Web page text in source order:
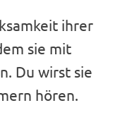
ihrer
sie mit
Du wirst sie
hören.